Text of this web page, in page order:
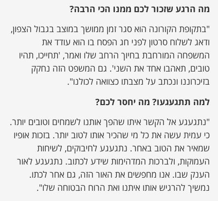
מה הרגע שזכור לכם ממנו הכי הרבה?
"בתקופת הקורונה הוא סגר זמן ממושך במוצב בגבול הצפון,
ודאג לשלוח סרטון לפני חג הפסח בו הוא עודד את
המשפחה המורחבת בחיוך הרחב שלו ואמר, 'תחייכו, תהיו
טובים, תאהבו אחד את השני'. גם המשפט הזה נחקק
בזיכרוננו ונכתב על מצבתו כצוואה לכולנו".
למה תתגעגעו? מה יחסר לכם?
"נתגעגע אל הקשר איתו שהפך אותנו לשמחים וטובים יותר.
כי עמית עשה את כל מי שהכיר אותו לטוב יותר. בזכות אופיו
שמאיר את הטוב באחר. נתגעגע לחיבוקים, לשיחות
העמוקות, ולברכות המדהימות שידע לכתוב. נתגעגע לאור
הענק שבו. אנו מחפשים את האור הזה, גם אחר לכתו.
נמשיך להרגיש אותו איתנו ואת הרוח הבטוחה שלו".